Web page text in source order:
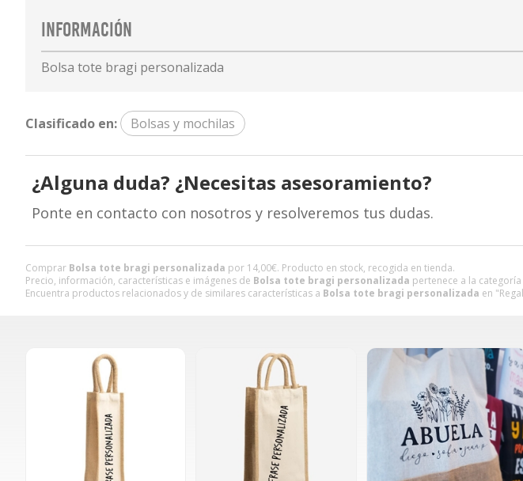
Comprar Bolsa tote bragi personalizada por 14,00€. Producto en stock, recogida en tienda.
Precio, información, características e imágenes de Bolsa tote bragi personalizada pertenece a la categoría
Encuentra productos relacionados y de similares características a Bolsa tote bragi personalizada en
Información
Bolsa tote bragi personalizada
Clasificado en: Bolsas y mochilas
¿Alguna duda? ¿Necesitas asesoramiento?
Ponte en contacto con nosotros y resolveremos tus dudas.